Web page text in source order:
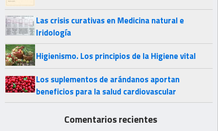
Las crisis curativas en Medicina natural e
Iridología
Higienismo. Los principios de la Higiene vital
Los suplementos de arándanos aportan
beneficios para la salud cardiovascular
Comentarios recientes